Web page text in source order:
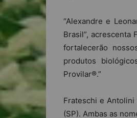
“Alexandre e
Brasil”, acrescenta
fortalecerão
produtos
Provilar®.”
Frateschi e Antolini
(SP). Ambas as